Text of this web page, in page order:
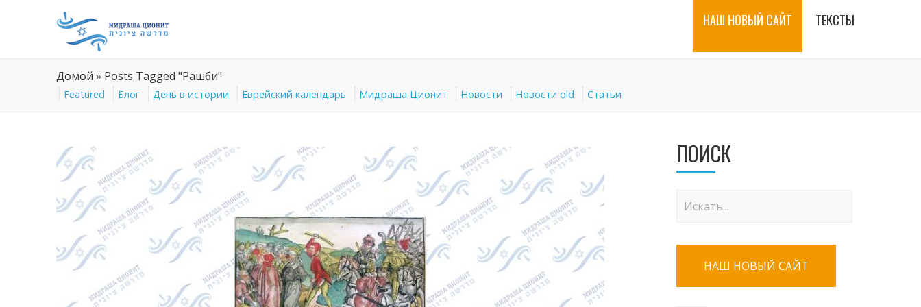
НАШ НОВЫЙ САЙТ ТЕКСТЫ
Домой » Posts Tagged "Рашби"
Featured Блог День в истории Еврейский календарь Мидраша Ционит Новости Новости old Статьи
ПОИСК
НАШ НОВЫЙ САЙТ